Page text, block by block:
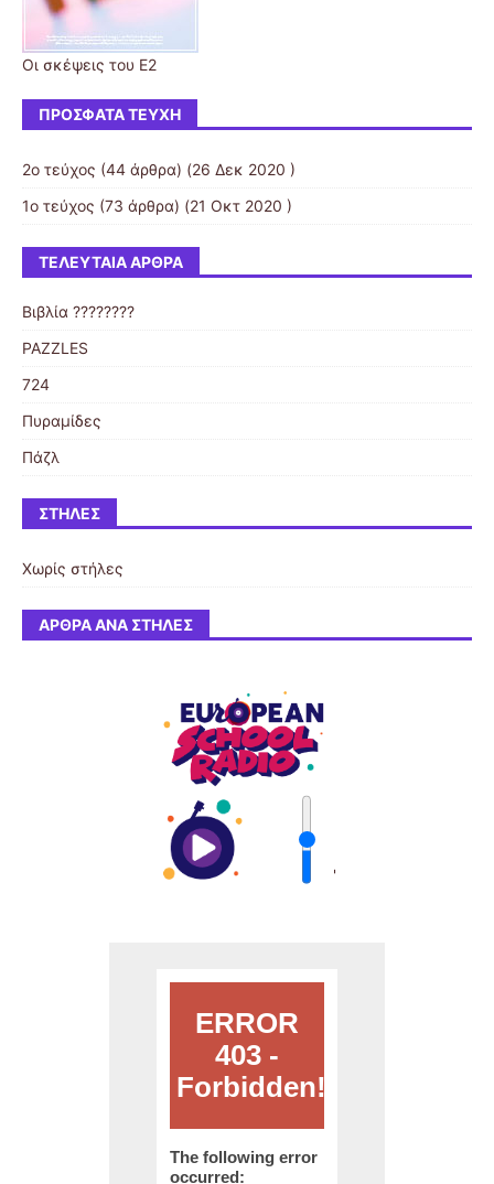
Οι σκέψεις του Ε2
ΠΡΌΣΦΑΤΑ ΤΕΎΧΗ
2ο τεύχος (44 άρθρα) (26 Δεκ 2020 )
1ο τεύχος (73 άρθρα) (21 Οκτ 2020 )
ΤΕΛΕΥΤΑΊΑ ΆΡΘΡΑ
Βιβλία ????????
PAZZLES
724
Πυραμίδες
Πάζλ
ΣΤΉΛΕΣ
Χωρίς στήλες
ΆΡΘΡΑ ΑΝΆ ΣΤΉΛΕΣ
'